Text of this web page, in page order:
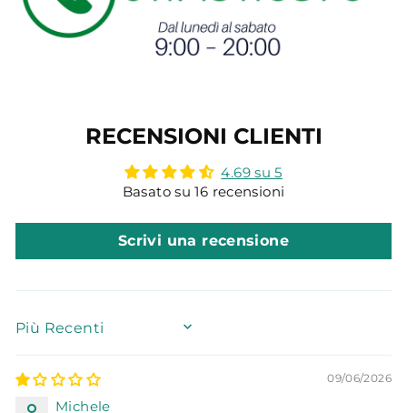
RECENSIONI CLIENTI
4.69 su 5
Basato su 16 recensioni
Scrivi una recensione
SORT BY
09/06/2026
Michele